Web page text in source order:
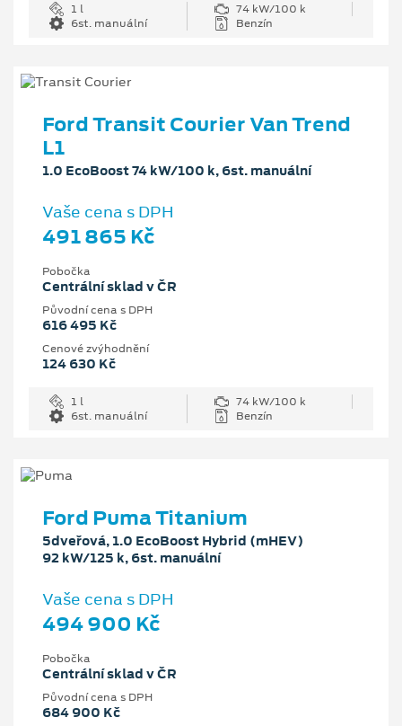
1 l
74 kW/100 k
6st. manuální
Benzín
Ford Transit Courier Van Trend
L1
1.0 EcoBoost 74 kW/100 k, 6st. manuální
Vaše cena s DPH
491 865 Kč
Pobočka
Centrální sklad v ČR
Původní cena s DPH
616 495 Kč
Cenové zvýhodnění
124 630 Kč
1 l
74 kW/100 k
6st. manuální
Benzín
Ford Puma Titanium
5dveřová, 1.0 EcoBoost Hybrid (mHEV)
92 kW/125 k, 6st. manuální
Vaše cena s DPH
494 900 Kč
Pobočka
Centrální sklad v ČR
Původní cena s DPH
684 900 Kč